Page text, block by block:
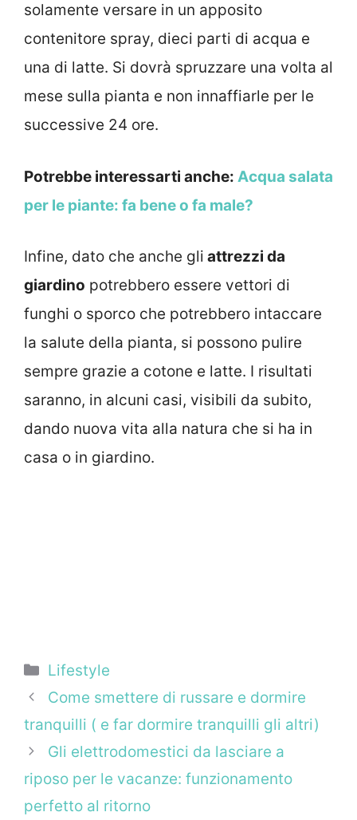
solamente versare in un apposito
contenitore spray, dieci parti di acqua e
una di latte. Si dovrà spruzzare una volta al
mese sulla pianta e non innaffiarle per le
successive 24 ore.
Potrebbe interessarti anche: Acqua salata
per le piante: fa bene o fa male?
Infine, dato che anche gli attrezzi da
giardino potrebbero essere vettori di
funghi o sporco che potrebbero intaccare
la salute della pianta, si possono pulire
sempre grazie a cotone e latte. I risultati
saranno, in alcuni casi, visibili da subito,
dando nuova vita alla natura che si ha in
casa o in giardino.
Categorie
Lifestyle
Come smettere di russare e dormire
tranquilli ( e far dormire tranquilli gli altri)
Gli elettrodomestici da lasciare a
riposo per le vacanze: funzionamento
perfetto al ritorno